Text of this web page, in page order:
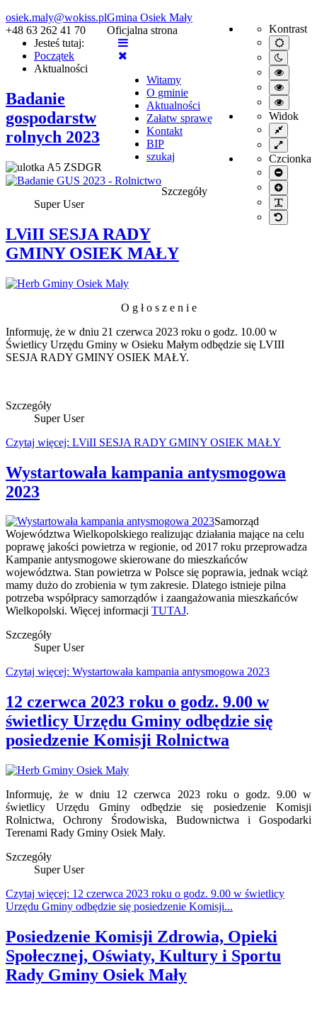
osiek.maly@wokiss.pl
+48 63 262 41 70
Kontrast
Default
mode
Night
mode
High
contrast
black/
mode.
High
contrast
black/
mode.
High
contrast
yellow/
mode.
Widok
Fixed
layout
Wide
layout
Czcionka
Smaller
font
Larger
font
Default
font
Gmina Osiek Mały
Oficjalna strona
Witamy
O gminie
Aktualności
Załatw sprawę
Kontakt
BIP
szukaj
Jesteś tutaj:
Początek
Aktualności
Badanie
gospodarstw
rolnych 2023
Szczegóły
Super User
LViII SESJA RADY
GMINY OSIEK MAŁY
O g ł o s z e n i e
Informuję, że w dniu 21 czerwca 2023 roku o godz. 10.00 w
Świetlicy Urzędu Gminy w Osieku Małym odbędzie się LVIII
SESJA RADY GMINY OSIEK MAŁY.
Szczegóły
Super User
Czytaj więcej: LViII SESJA RADY GMINY OSIEK MAŁY
Wystartowała kampania antysmogowa
2023
Samorząd
Województwa Wielkopolskiego realizując działania mające na celu
poprawę jakości powietrza w regionie, od 2017 roku przeprowadza
Kampanie antysmogowe skierowane do mieszkańców
województwa. Stan powietrza w Polsce się poprawia, jednak wciąż
mamy dużo do zrobienia w tym zakresie. Dlatego istnieje pilna
potrzeba współpracy samorządów i zaangażowania mieszkańców
Wielkopolski. Więcej informacji TUTAJ.
Szczegóły
Super User
Czytaj więcej: Wystartowała kampania antysmogowa 2023
12 czerwca 2023 roku o godz. 9.00 w
świetlicy Urzędu Gminy odbędzie się
posiedzenie Komisji Rolnictwa
Informuję, że w dniu 12 czerwca 2023 roku o godz. 9.00 w
świetlicy Urzędu Gminy odbędzie się posiedzenie Komisji
Rolnictwa, Ochrony Środowiska, Budownictwa i Gospodarki
Terenami Rady Gminy Osiek Mały.
Szczegóły
Super User
Czytaj więcej: 12 czerwca 2023 roku o godz. 9.00 w świetlicy
Urzędu Gminy odbędzie się posiedzenie Komisji...
Posiedzenie Komisji Zdrowia, Opieki
Społecznej, Oświaty, Kultury i Sportu
Rady Gminy Osiek Mały